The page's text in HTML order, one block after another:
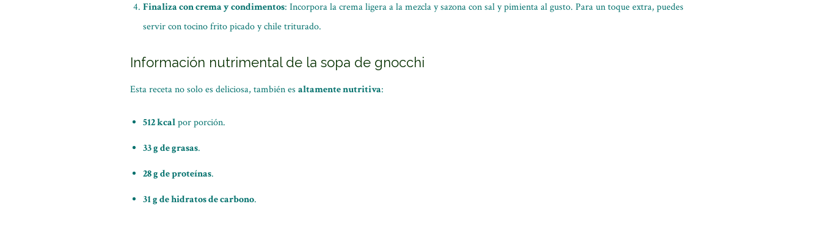
Finaliza con crema y condimentos: Incorpora la crema ligera a la mezcla y sazona con sal y pimienta al gusto. Para un toque extra, puedes
servir con tocino frito picado y chile triturado.
Información nutrimental de la sopa de gnocchi
Esta receta no solo es deliciosa, también es altamente nutritiva:
512 kcalpor porción.
33 g de grasas.
28 g de proteínas.
31 g de hidratos de carbono.